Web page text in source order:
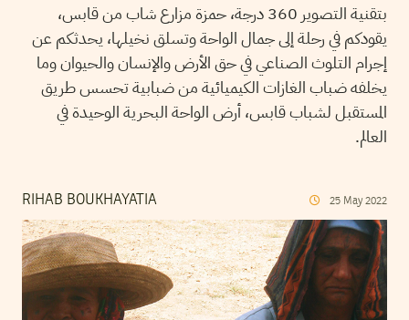
بتقنية التصوير 360 درجة، حمزة مزارع شاب من قابس،
يقودكم في رحلة إلى جمال الواحة وتسلق نخيلها، يحدثكم عن
إجرام التلوث الصناعي في حق الأرض والإنسان والحيوان وما
يخلفه ضباب الغازات الكيميائية من ضبابية تحسس طريق
المستقبل لشباب قابس، أرض الواحة البحرية الوحيدة في
العالم.
RIHAB BOUKHAYATIA 25 May 2022